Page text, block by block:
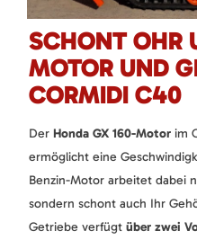
SCHONT OHR
MOTOR UND
CORMIDI C40
Der Honda GX 160-Motor im
ermöglicht eine
Benzin-Motor arbeitet dabei
sondern schont auch Ihr
Getriebe verfügt über zwei